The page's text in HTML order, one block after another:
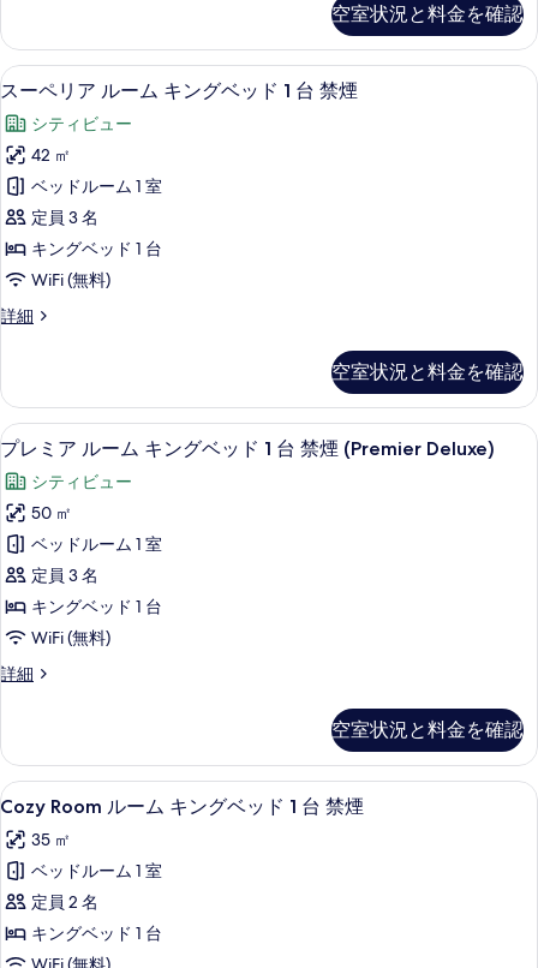
べ
て
の
写
真
を
表
示
す
る
詳
細
ル
ベ
ッ
ド
2
台
禁
煙
の
す
の
写
真
を
表
示
す
る
ア
ル
ー
ダ
ブ
ル
ベ
ッ
ド
2
台
煙
細
空室状況と料金を確認
ス
ー
ペ
リ
ア
ル
ー
ム
キ
グ
ベ
ッ
ド
1
台
禁
煙
の
す
の
写
真
を
表
示
す
スーペリア ルーム キングベッド 1
6
スーペリア ルーム キングベッド 1 台 禁煙
シティビュー
42 ㎡
ベッドルーム 1 室
定員 3 名
キングベッド 1 台
WiFi (無料)
詳細
ス
ア
ル
ー
キ
ン
グ
ベ
ッ
ド
台
煙
細
空室状況と料金を確認
プ
レ
ミ
ア
ル
ー
ム
キ
ン
ベ
ッ
ド
1
台
禁
煙
(Premier
プレミア ルーム キングベッド 1 台
6
プレミア ルーム キングベッド 1 台 禁煙 (Premier Deluxe)
シティビュー
50 ㎡
ベッドルーム 1 室
定員 3 名
キングベッド 1 台
WiFi (無料)
詳細
プ
ル
ー
ム
ン
グ
ッ
ド
空室状況と料金を確認
Cozy
Room
ル
ー
ム
キ
高級寝具、ミニバー、セーフティボ
3
Cozy Room ルーム キングベッド 1 台 禁煙
35 ㎡
ベッドルーム 1 室
定員 2 名
キングベッド 1 台